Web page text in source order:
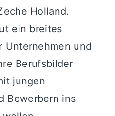
Holland.
ein breites
Unternehmen und
Berufsbilder
jungen
Bewerbern ins